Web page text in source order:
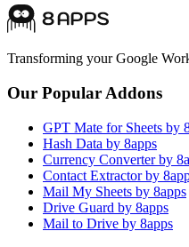
Transforming your Google
Our Popular Addons
GPT Mate for Sheets by
Hash Data by 8apps
Currency Converter by
Contact Extractor by
Mail My Sheets by 8apps
Drive Guard by 8apps
Mail to Drive by 8apps